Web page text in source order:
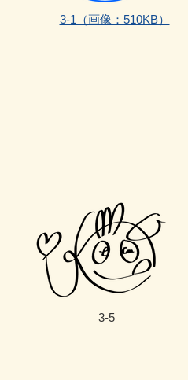
3‐1（画像：510KB）
3‐5